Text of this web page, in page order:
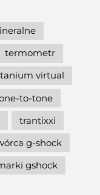
termometr
virtual
to-tone
trantixxi
g-shock
gshock